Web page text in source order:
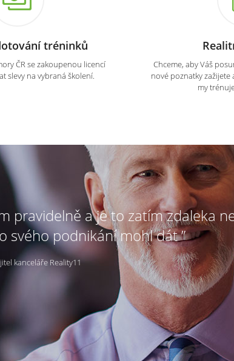
tréninků
ČR se zakoupenou licencí
slevy na vybraná školení.
Chceme, aby Váš
nové poznatky
my
pravidelně a je to zatím zdaleka
svého podnikání mohl dát ”
kanceláře Reality11